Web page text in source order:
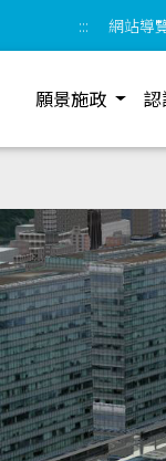
::: 網站導
願景施政 認